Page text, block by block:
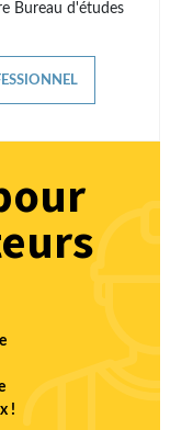
Bureau d'études
!